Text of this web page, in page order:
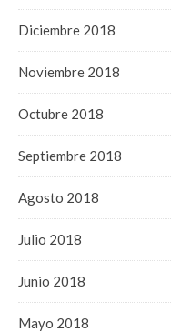
Diciembre 2018
Noviembre 2018
Octubre 2018
Septiembre 2018
Agosto 2018
Julio 2018
Junio 2018
Mayo 2018